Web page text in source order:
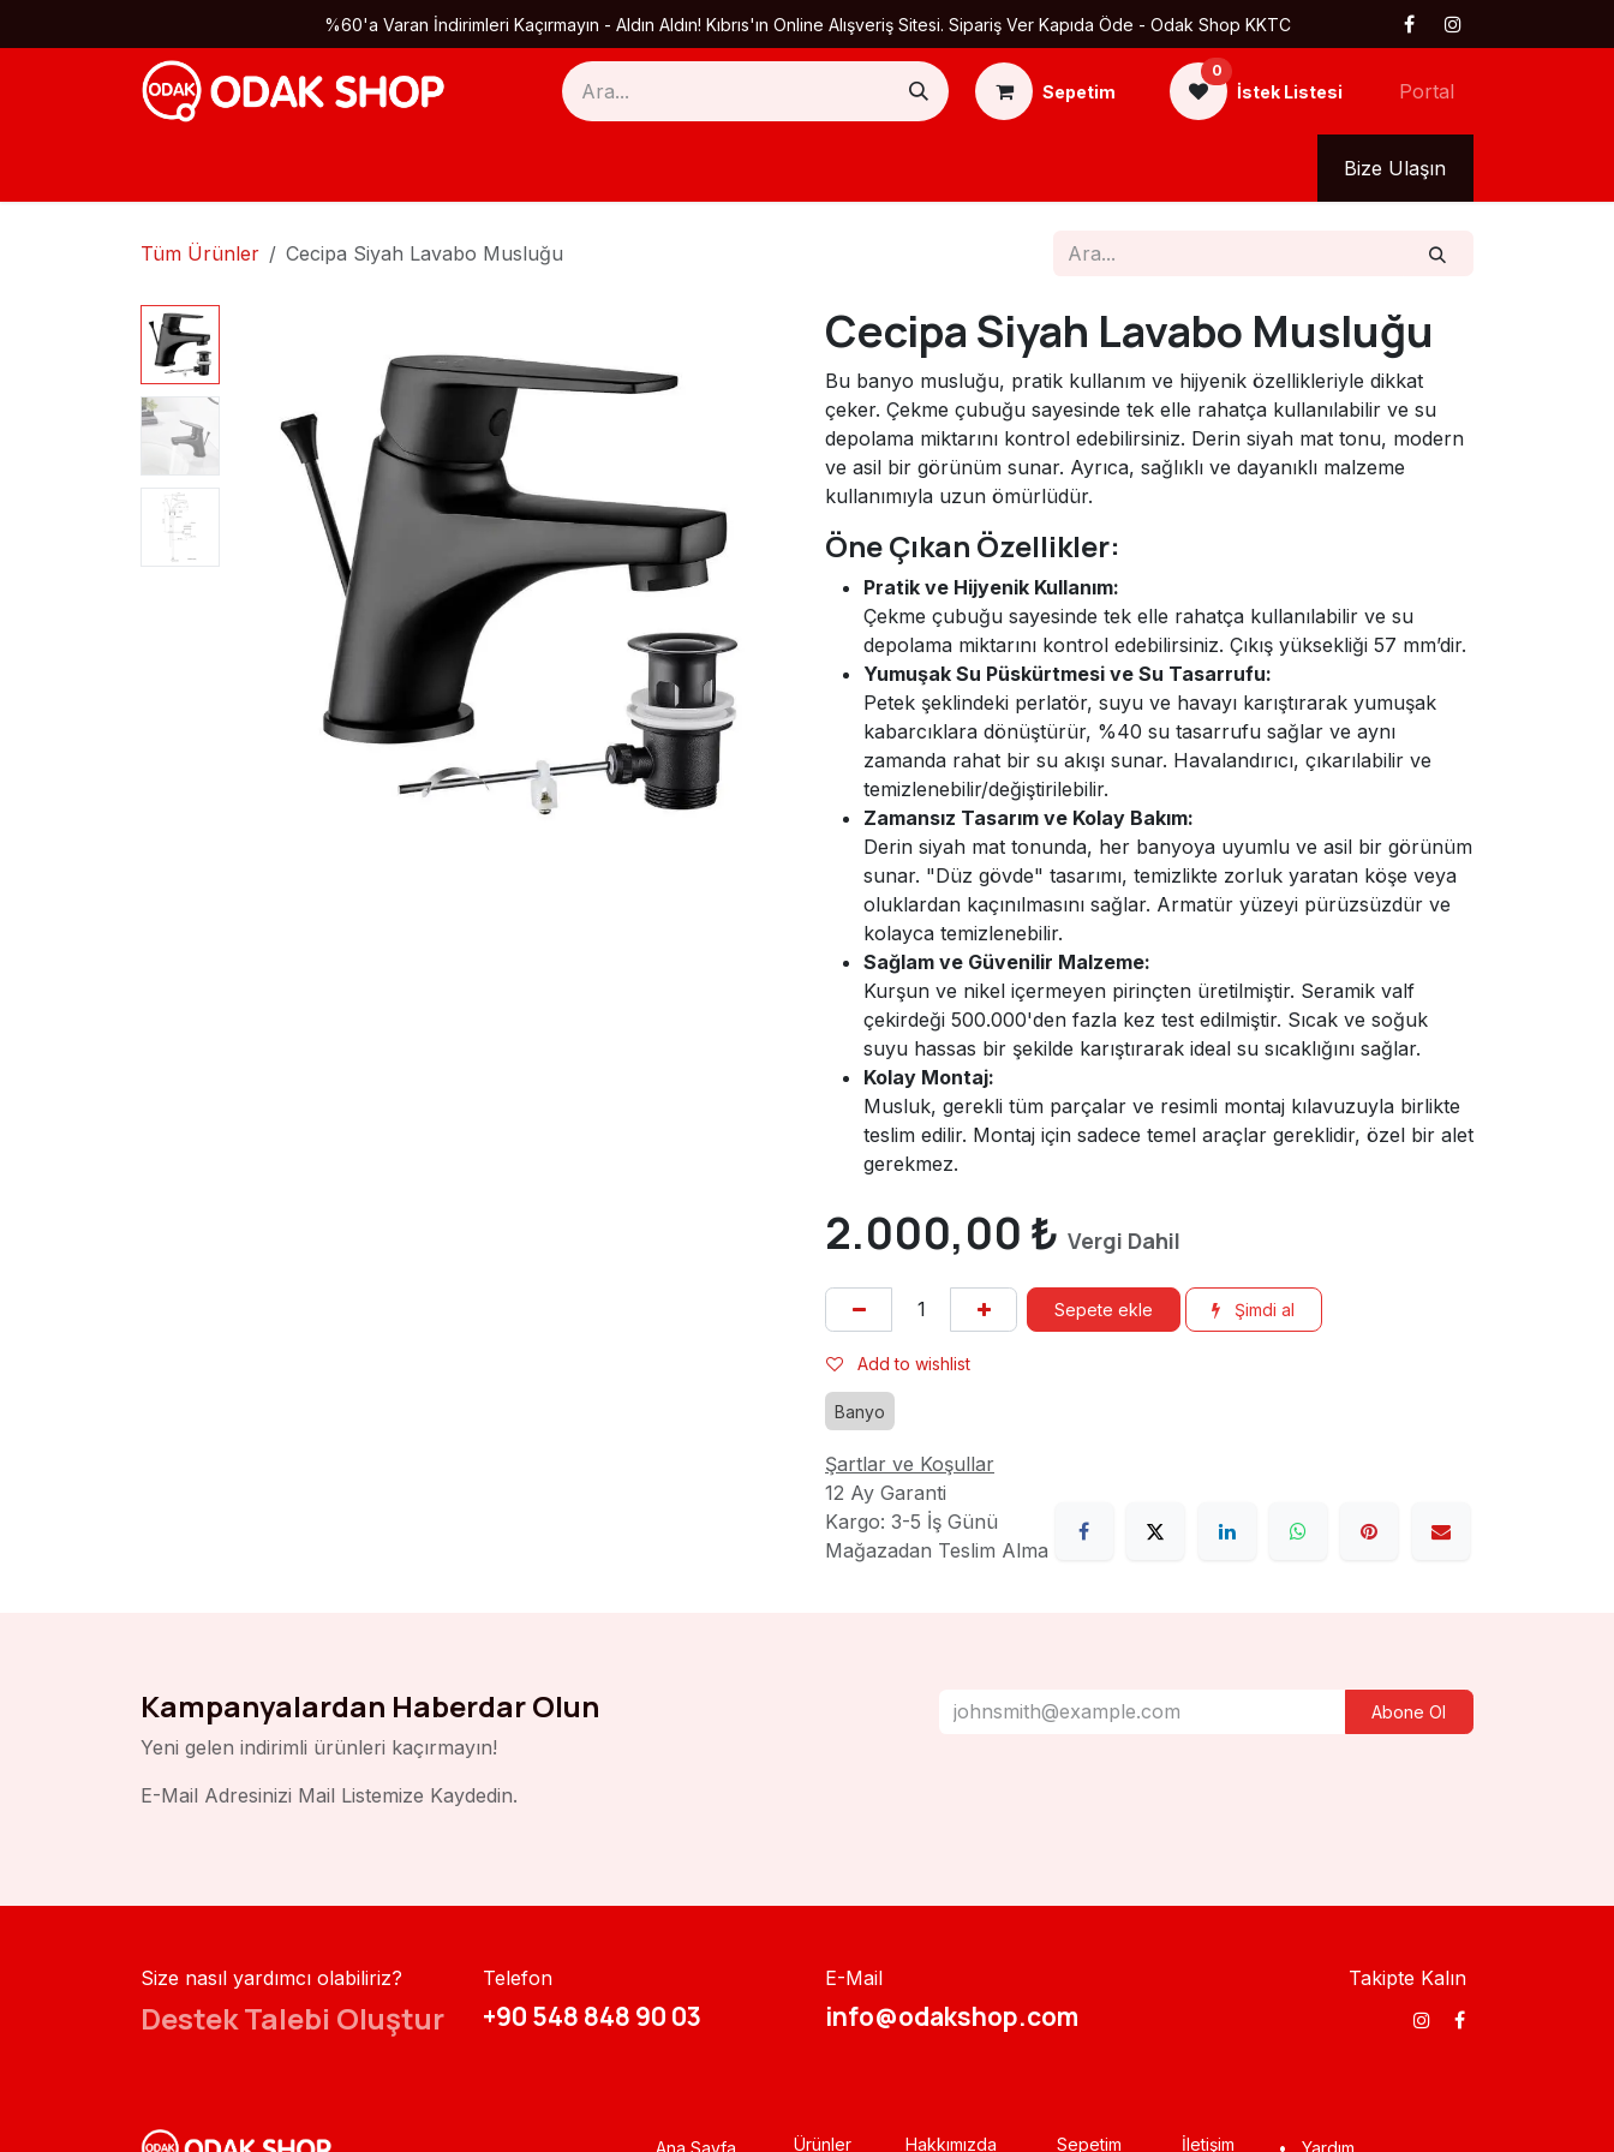
%60'a Varan İndirimleri Kaçırmayın - Aldın Aldın! Kıbrıs'ın Online Alışveriş Sitesi. Sipariş Ver Kapıda Öde - Odak Shop KKTC
Sepetim
0
İstek Listesi Portal
Bize Ulaşın
Tüm Ürünler Cecipa Siyah Lavabo Musluğu
Cecipa Siyah Lavabo Musluğu
Bu banyo musluğu, pratik kullanım ve hijyenik özellikleriyle dikkat
çeker. Çekme çubuğu sayesinde tek elle rahatça kullanılabilir ve su
depolama miktarını kontrol edebilirsiniz. Derin siyah mat tonu, modern
ve asil bir görünüm sunar. Ayrıca, sağlıklı ve dayanıklı malzeme
kullanımıyla uzun ömürlüdür.
Öne Çıkan Özellikler:
Pratik ve Hijyenik Kullanım:
Çekme çubuğu sayesinde tek elle rahatça kullanılabilir ve su
depolama miktarını kontrol edebilirsiniz. Çıkış yüksekliği 57 mm’dir.
Yumuşak Su Püskürtmesi ve Su Tasarrufu:
Petek şeklindeki perlatör, suyu ve havayı karıştırarak yumuşak
kabarcıklara dönüştürür, %40 su tasarrufu sağlar ve aynı
zamanda rahat bir su akışı sunar. Havalandırıcı, çıkarılabilir ve
temizlenebilir/değiştirilebilir.
Zamansız Tasarım ve Kolay Bakım:
Derin siyah mat tonunda, her banyoya uyumlu ve asil bir görünüm
sunar. "Düz gövde" tasarımı, temizlikte zorluk yaratan köşe veya
oluklardan kaçınılmasını sağlar. Armatür yüzeyi pürüzsüzdür ve
kolayca temizlenebilir.
Sağlam ve Güvenilir Malzeme:
Kurşun ve nikel içermeyen pirinçten üretilmiştir. Seramik valf
çekirdeği 500.000'den fazla kez test edilmiştir. Sıcak ve soğuk
suyu hassas bir şekilde karıştırarak ideal su sıcaklığını sağlar.
Kolay Montaj:
Musluk, gerekli tüm parçalar ve resimli montaj kılavuzuyla birlikte
teslim edilir. Montaj için sadece temel araçlar gereklidir, özel bir alet
gerekmez.
2.000,00 ₺ Vergi Dahil
Sepete ekle Şimdi al
Add to wishlist
Banyo
Şartlar ve Koşullar
12 Ay Garanti
Kargo: 3-5 İş Günü
Mağazadan Teslim Alma
Kampanyalardan Haberdar Olun
Yeni gelen indirimli ürünleri kaçırmayın!
E-Mail Adresinizi Mail Listemize Kaydedin.
Abone Ol
Size nasıl yardımcı olabiliriz?
Destek Talebi Oluştur
Telefon
+90 548 848 90 03​​
E-Mail
info@odakshop.com​
Takipte Kalın
Ana Sayfa Ürünler Hakkımızda Sepetim İletişim • Yardım